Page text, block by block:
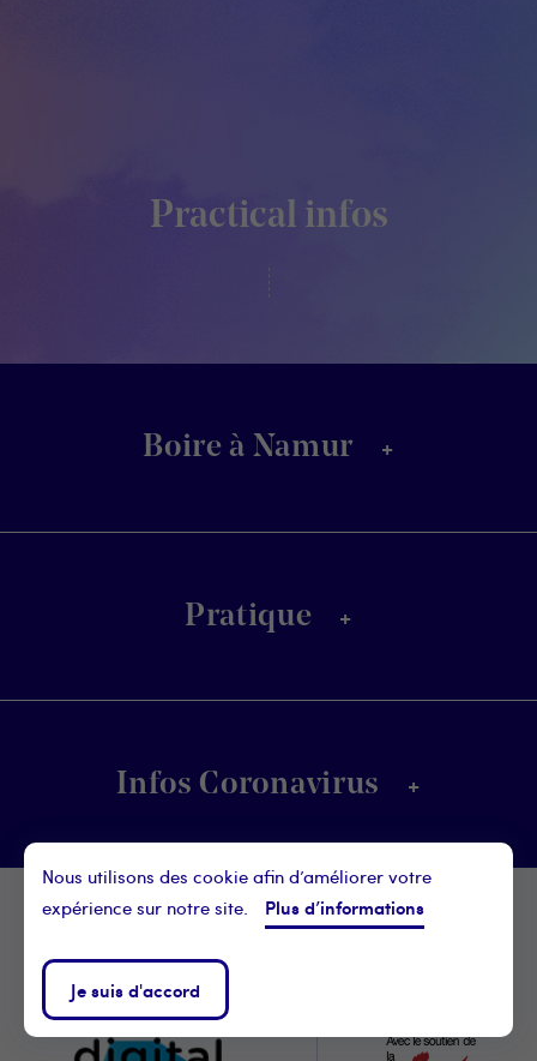
Practical infos
Boire à Namur +
Pratique +
Infos Coronavirus +
Footer
notre partenaire
Nous utilisons des cookie afin d’améliorer votre
expérience sur notre site.
Plus d’informations
Je suis d'accord